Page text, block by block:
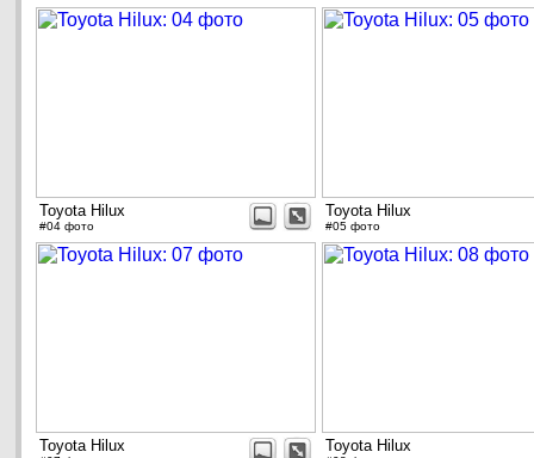
Toyota Hilux
#04 фото
Toyota Hilux
#05 фото
Toyota Hilux Toyota Hilux